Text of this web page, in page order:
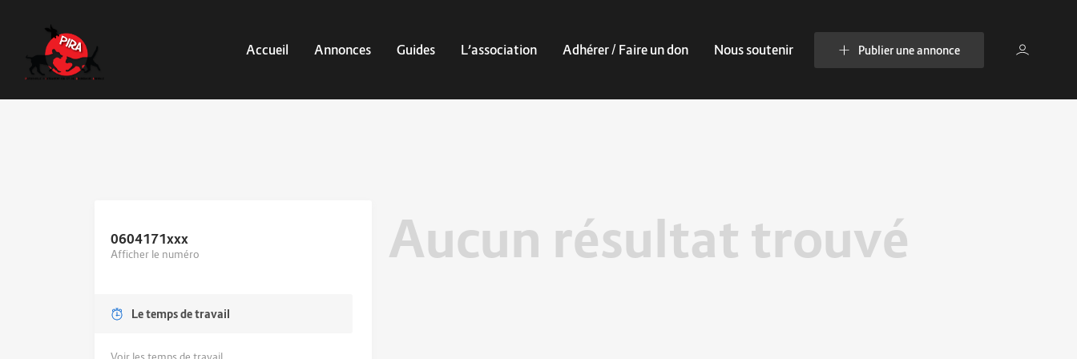
Accueil Annonces Guides L’association Adhérer / Faire un don Nous soutenir Publier une annonce
0604171xxx
Afficher le numéro
Le temps de travail
Aucun résultat trouvé